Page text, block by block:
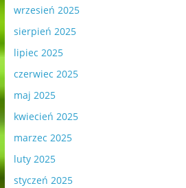
wrzesień 2025
sierpień 2025
lipiec 2025
czerwiec 2025
maj 2025
kwiecień 2025
marzec 2025
luty 2025
styczeń 2025